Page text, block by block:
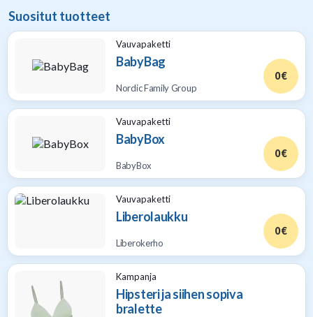
Suositut tuotteet
Vauvapaketti
BabyBag
Nordic Family Group
0 €
Vauvapaketti
BabyBox
BabyBox
0 €
Vauvapaketti
Liberolaukku
Liberokerho
0 €
Kampanja
Hipsteri ja siihen sopiva
bralette